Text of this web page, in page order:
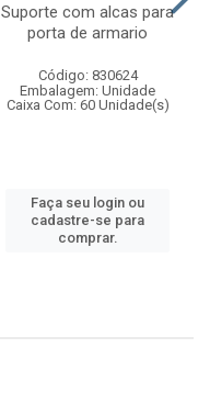
Suporte com alcas para
porta de armario
Código: 830624
Embalagem: Unidade
Caixa Com: 60 Unidade(s)
Faça seu login ou
cadastre-se para
comprar.